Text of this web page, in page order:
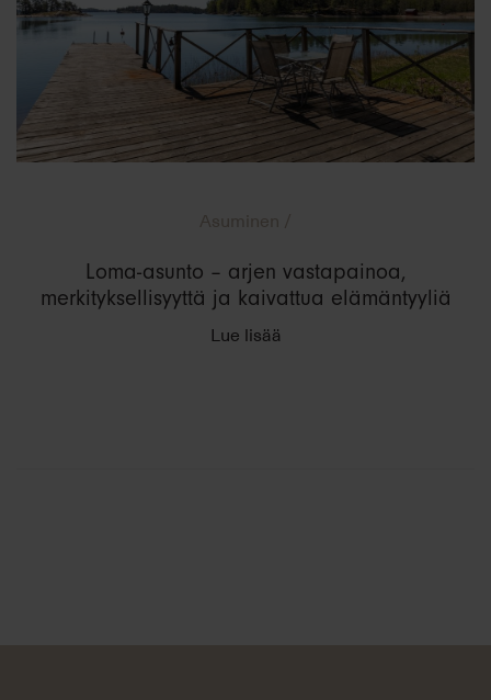
Asuminen /
Loma-asunto – arjen vastapainoa,
merkityksellisyyttä ja kaivattua elämäntyyliä
Lue lisää